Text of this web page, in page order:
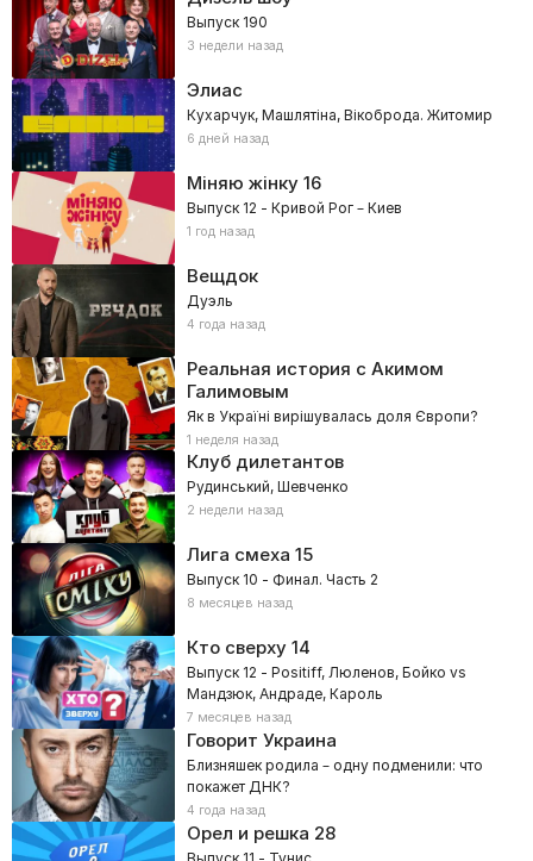
Выпуск 190
3 недели назад
Элиас
Кухарчук, Машлятіна, Вікоброда. Житомир
6 дней назад
Міняю жінку16
Выпуск 12 - Кривой Рог – Киев
1 год назад
Вещдок
Дуэль
4 года назад
Реальная история с Акимом
Галимовым
Як в Україні вирішувалась доля Європи?
1 неделя назад
Клуб дилетантов
Рудинський, Шевченко
2 недели назад
Лига смеха 15
Выпуск 10 - Финал. Часть 2
8 месяцев назад
Кто сверху14
Выпуск 12 - Positiff, Люленов, Бойко vs
Мандзюк, Андраде, Кароль
7 месяцев назад
Говорит Украина
Близняшек родила – одну подменили: что
покажет ДНК?
4 года назад
Орел и решка 28